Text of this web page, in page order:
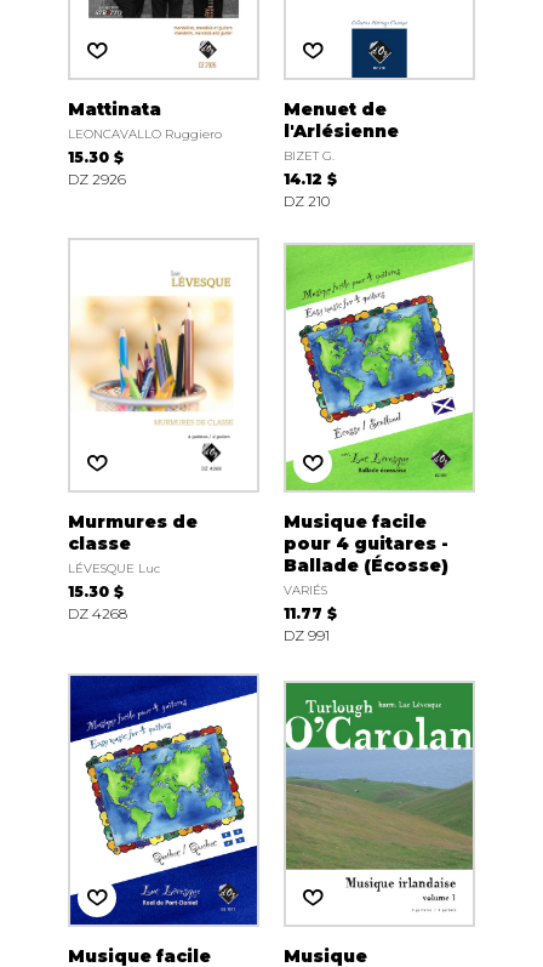
Mattinata
LEONCAVALLO Ruggiero
15.30 $
DZ 2926
Menuet de
l'Arlésienne
BIZET G.
14.12 $
DZ 210
Murmures de
classe
LÉVESQUE Luc
15.30 $
DZ 4268
Musique facile
pour 4 guitares -
Ballade (Écosse)
VARIÉS
11.77 $
DZ 991
Musique facile
Musique